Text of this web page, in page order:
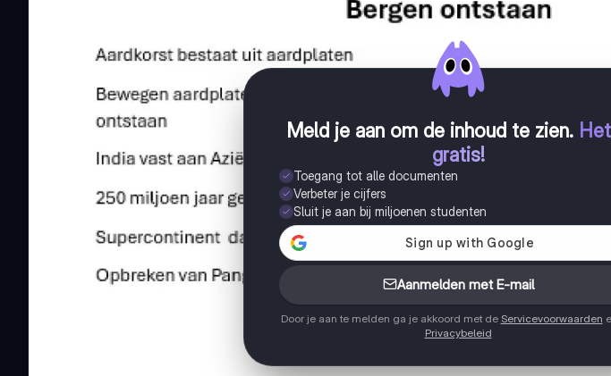
Meld je aan om de inhoud te zien.
gratis!
Toegang tot alle documenten
Verbeter je cijfers
Sluit je aan bij miljoenen studenten
Aanmelden met E-mail
Door je aan te melden ga je akkoord met de Servicevoorwaarden
Privacybeleid